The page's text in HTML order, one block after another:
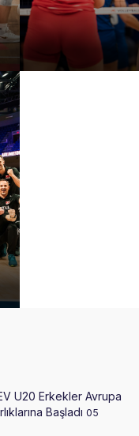
U20 Erkekler Avrupa
Başladı 05